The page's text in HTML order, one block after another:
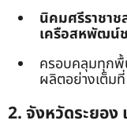
นิคมศรีราชาช
เครือสหพัฒน์
ครอบคลุมทุกพื้
ผลิตอย่างเต็มที่
2. จังหวัดระยอง